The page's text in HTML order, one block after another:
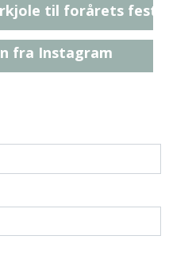
til forårets
fra Instagram